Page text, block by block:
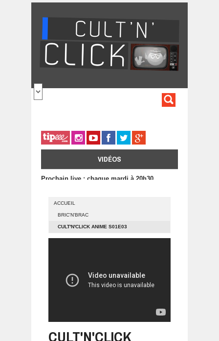
VIDÉOS
Prochain live : chaque mardi à 20h30
ACCUEIL
BRIC'N'BRAC
CULT'N'CLICK ANIME S01E03
CULT'N'CLICK